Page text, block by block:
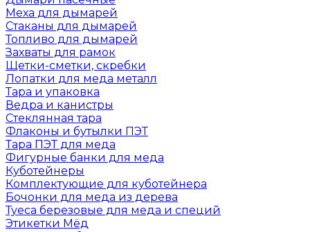
Меха для дымарей
Стаканы для дымарей
Топливо для дымарей
Захваты для рамок
Щетки-сметки, скребки
Лопатки для меда металл
Тара и упаковка
Ведра и канистры
Стеклянная тара
Флаконы и бутылки ПЭТ
Тара ПЭТ для меда
Фигурные банки для меда
Куботейнеры
Комплектующие для куботейнера
Бочонки для меда из дерева
Туеса березовые для меда и специй
Этикетки Мёд